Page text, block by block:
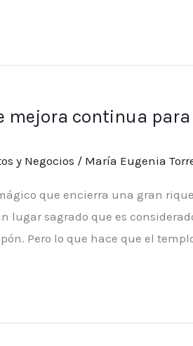
mejora continua
y Negocios / María Eugenia
que encierra una gran
lugar sagrado que es
Pero lo que hace que el